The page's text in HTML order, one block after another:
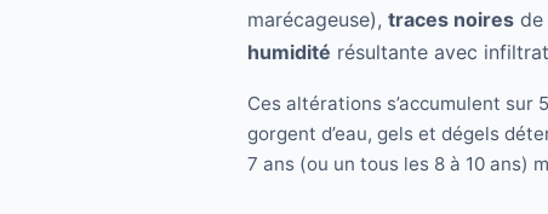
marécageuse), traces noires de
humidité résultante avec
Ces altérations s’accumulent sur
gorgent d’eau, gels et dégels
7 ans (ou un tous les 8 à 10 ans)